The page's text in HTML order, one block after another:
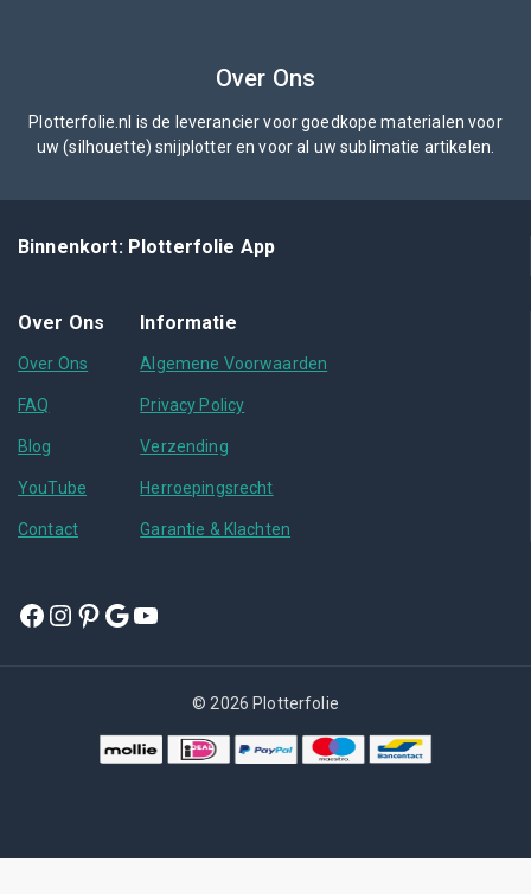
Over Ons
Plotterfolie.nl is de leverancier voor goedkope materialen voor
uw (silhouette) snijplotter en voor al uw sublimatie artikelen.
Binnenkort: Plotterfolie App
Over Ons
Over Ons
FAQ
Blog
YouTube
Contact
Informatie
Algemene Voorwaarden
Privacy Policy
Verzending
Herroepingsrecht
Garantie & Klachten
© 2026 Plotterfolie